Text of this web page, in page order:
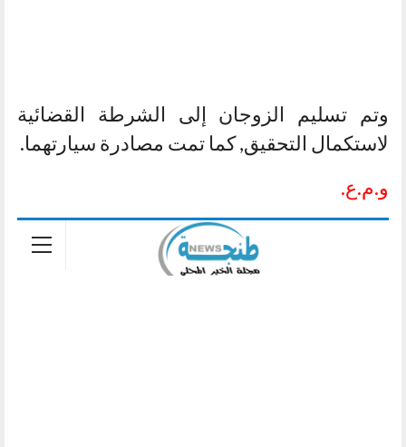
وتم تسليم الزوجان إلى الشرطة القضائية
لاستكمال التحقيق, كما تمت مصادرة سيارتهما.
و.م.ع.